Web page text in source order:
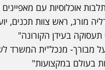
עם מאפיינים
צוות תכנים, יועצת
המשרד